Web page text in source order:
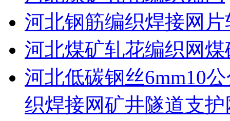
河北钢筋编织焊接网
河北煤矿轧花编织网
河北低碳钢丝6mm10
织焊接网矿井隧道支护